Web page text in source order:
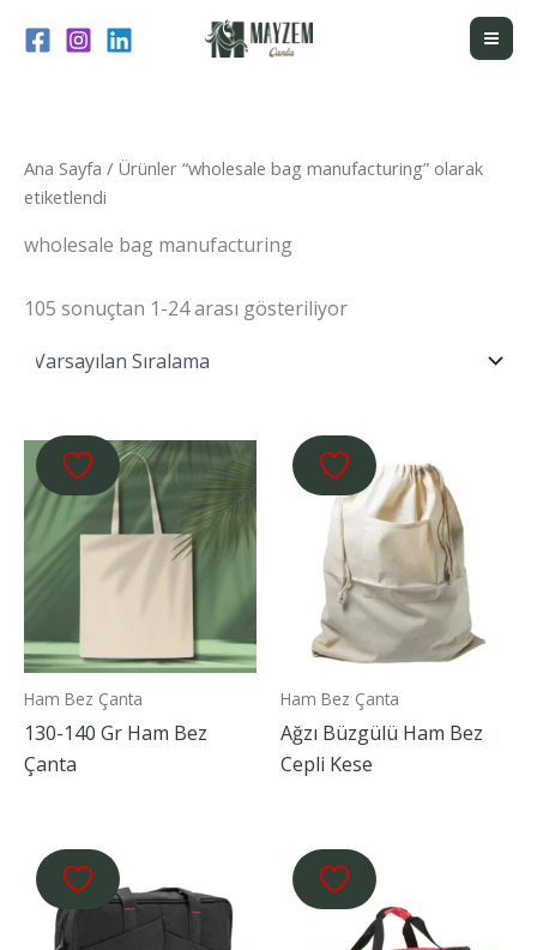
atla
Ana Sayfa / Ürünler “wholesale bag manufacturing” olarak
etiketlendi
wholesale bag manufacturing
105 sonuçtan 1-24 arası gösteriliyor
Ham Bez Çanta
130-140 Gr Ham Bez
Çanta
Ham Bez Çanta
Ağzı Büzgülü Ham Bez
Cepli Kese